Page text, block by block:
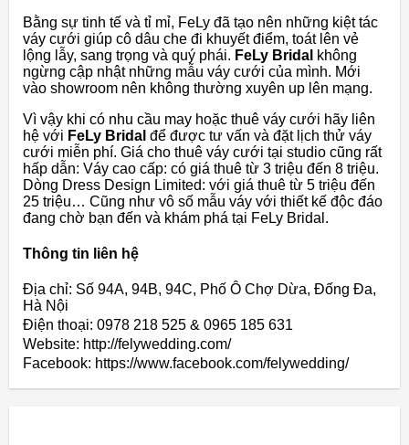
Bằng sự tinh tế và tỉ mỉ, FeLy đã tạo nên những kiệt tác
váy cưới giúp cô dâu che đi khuyết điểm, toát lên vẻ
lộng lẫy, sang trọng và quý phái. FeLy Bridal không
ngừng cập nhật những mẫu váy cưới của mình. Mới
vào showroom nên không thường xuyên up lên mạng.
Vì vậy khi có nhu cầu may hoặc thuê váy cưới hãy liên
hệ với FeLy Bridal để được tư vấn và đặt lịch thử váy
cưới miễn phí. Giá cho thuê váy cưới tại studio cũng rất
hấp dẫn: Váy cao cấp: có giá thuê từ 3 triệu đến 8 triệu.
Dòng Dress Design Limited: với giá thuê từ 5 triệu đến
25 triệu… Cũng như vô số mẫu váy với thiết kế độc đáo
đang chờ bạn đến và khám phá tại FeLy Bridal.
Thông tin liên hệ
Địa chỉ: Số 94A, 94B, 94C, Phố Ô Chợ Dừa, Đống Đa,
Hà Nội
Điện thoại: 0978 218 525 & 0965 185 631
Website: http://felywedding.com/
Facebook: https://www.facebook.com/felywedding/